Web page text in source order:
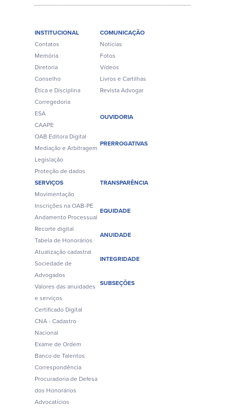
INSTITUCIONAL
Contatos
Memória
Diretoria
Conselho
Ética e Disciplina
Corregedoria
ESA
CAAPE
OAB Editora Digital
Mediação e Arbitragem
Legislação
Proteção de dados
COMUNICAÇÃO
Notícias
Fotos
Vídeos
Livros e Cartilhas
Revista Advogar
OUVIDORIA
PRERROGATIVAS
SERVIÇOS
Movimentação
Inscrições na OAB-PE
Andamento Processual
Recorte digital
Tabela de Honorários
Atualização cadastral
Sociedade de
Advogados
Valores das anuidades
e serviços
Certificado Digital
CNA - Cadastro
Nacional
Exame de Ordem
Banco de Talentos
Correspondência
Procuradoria de Defesa
dos Honorários
Advocatícios
TRANSPARÊNCIA
EQUIDADE
ANUIDADE
INTEGRIDADE
SUBSEÇÕES